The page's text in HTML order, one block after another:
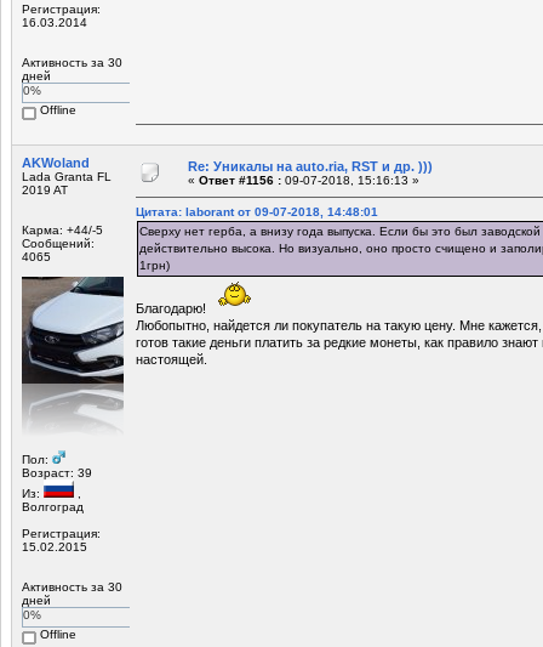
Регистрация:
16.03.2014
Активность за 30
дней
0%
Offline
AKWoland
Lada Granta FL
2019 AT
Карма: +44/-5
Сообщений:
4065
Пол:
Возраст: 39
Из:
Волгоград
Регистрация:
15.02.2015
Активность за 30
дней
0%
Offline
Re: Уникалы на auto.ria, RST и др. )))
« Ответ #1156 : 09-07-2018, 15:16:13 »
Цитата: laborant от 09-07-2018, 14:48:01
Сверху нет герба, а внизу года выпуска. Если бы это был
действительно высока. Но визуально, оно просто счищено и
1грн)
Благодарю!
Любопытно, найдется ли покупатель на такую цену. Мне кажется,
готов такие деньги платить за редкие монеты, как правило
настоящей.